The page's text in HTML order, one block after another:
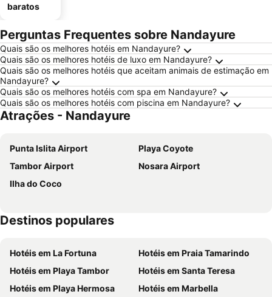
baratos
Perguntas Frequentes sobre Nandayure
Quais são os melhores hotéis em Nandayure?
Quais são os melhores hotéis de luxo em Nandayure?
Quais são os melhores hotéis que aceitam animais de estimação em
Nandayure?
Quais são os melhores hotéis com spa em Nandayure?
Quais são os melhores hotéis com piscina em Nandayure?
Atrações - Nandayure
Punta Islita Airport
Playa Coyote
Tambor Airport
Nosara Airport
Ilha do Coco
Destinos populares
Hotéis em La Fortuna
Hotéis em Praia Tamarindo
Hotéis em Playa Tambor
Hotéis em Santa Teresa
Hotéis em Playa Hermosa
Hotéis em Marbella